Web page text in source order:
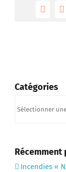
Catégories
Récemment
Incendies «